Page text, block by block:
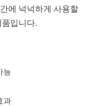
에 넉넉하게 사용할
입니다.
능
과